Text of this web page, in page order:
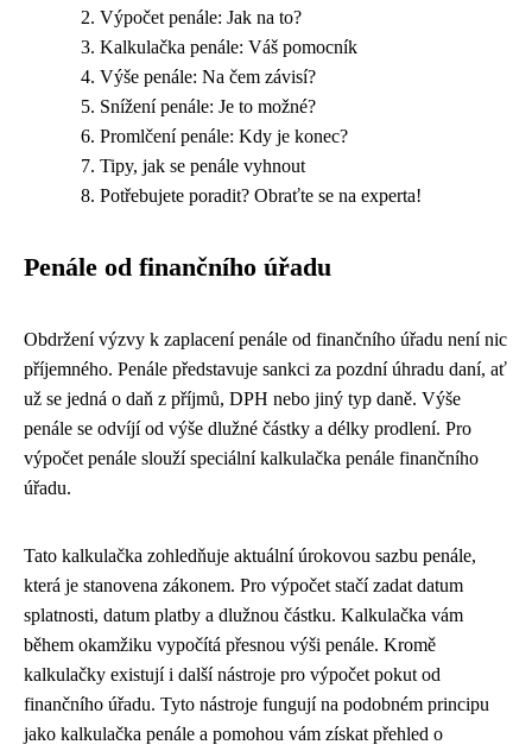
Výpočet penále: Jak na to?
Kalkulačka penále: Váš pomocník
Výše penále: Na čem závisí?
Snížení penále: Je to možné?
Promlčení penále: Kdy je konec?
Tipy, jak se penále vyhnout
Potřebujete poradit? Obraťte se na experta!
Penále od finančního úřadu
Obdržení výzvy k zaplacení penále od finančního úřadu není nic
příjemného. Penále představuje sankci za pozdní úhradu daní, ať
už se jedná o daň z příjmů, DPH nebo jiný typ daně. Výše
penále se odvíjí od výše dlužné částky a délky prodlení. Pro
výpočet penále slouží speciální kalkulačka penále finančního
úřadu.
Tato kalkulačka zohledňuje aktuální úrokovou sazbu penále,
která je stanovena zákonem. Pro výpočet stačí zadat datum
splatnosti, datum platby a dlužnou částku. Kalkulačka vám
během okamžiku vypočítá přesnou výši penále. Kromě
kalkulačky existují i další nástroje pro výpočet pokut od
finančního úřadu. Tyto nástroje fungují na podobném principu
jako kalkulačka penále a pomohou vám získat přehled o